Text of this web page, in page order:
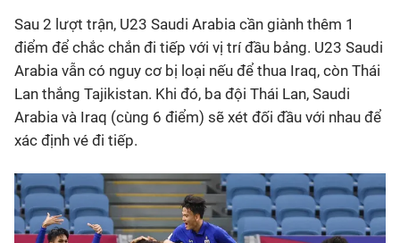
Sau 2 lượt trận, U23 Saudi Arabia cần giành thêm 1
điểm để chắc chắn đi tiếp với vị trí đầu bảng. U23 Saudi
Arabia vẫn có nguy cơ bị loại nếu để thua Iraq, còn Thái
Lan thắng Tajikistan. Khi đó, ba đội Thái Lan, Saudi
Arabia và Iraq (cùng 6 điểm) sẽ xét đối đầu với nhau để
xác định vé đi tiếp.